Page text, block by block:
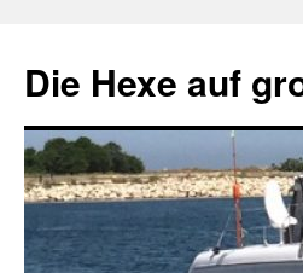
springen
Die Hexe auf